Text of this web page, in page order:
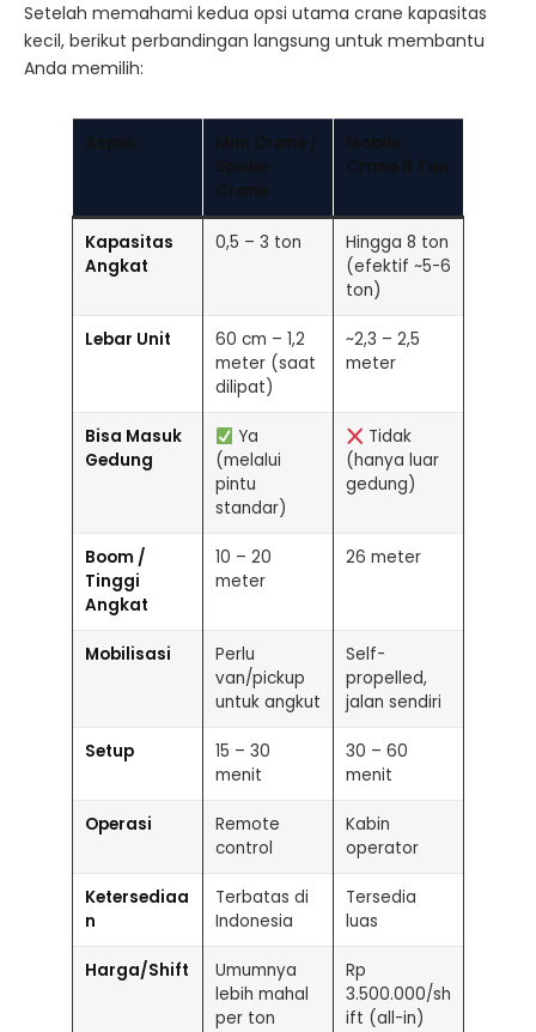
Setelah memahami kedua opsi utama crane kapasitas
kecil, berikut perbandingan langsung untuk membantu
Anda memilih:
Aspek
Mini Crane /
Spider
Crane
Mobile
Crane 8 Ton
Kapasitas
Angkat
0,5 – 3 ton
Hingga 8 ton
(efektif ~5-6
ton)
Lebar Unit
60 cm – 1,2
meter (saat
dilipat)
~2,3 – 2,5
meter
Bisa Masuk
Gedung
Ya
(melalui
pintu
standar)
Tidak
(hanya luar
gedung)
Boom /
Tinggi
Angkat
10 – 20
meter
26 meter
Mobilisasi
Perlu
van/pickup
untuk angkut
Self-
propelled,
jalan sendiri
Setup
15 – 30
menit
30 – 60
menit
Operasi
Remote
control
Kabin
operator
Ketersediaa
n
Terbatas di
Indonesia
Tersedia
luas
Harga/Shift
Umumnya
lebih mahal
per ton
Rp
3.500.000/sh
ift (all-in)